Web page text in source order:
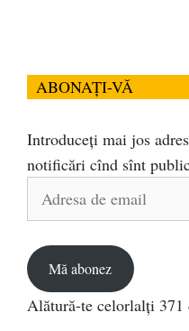
ABONAȚI-VĂ
Introduceți mai jos
notificări cînd sînt
Adresa
Mă abonez
Alătură-te celorlalți 371